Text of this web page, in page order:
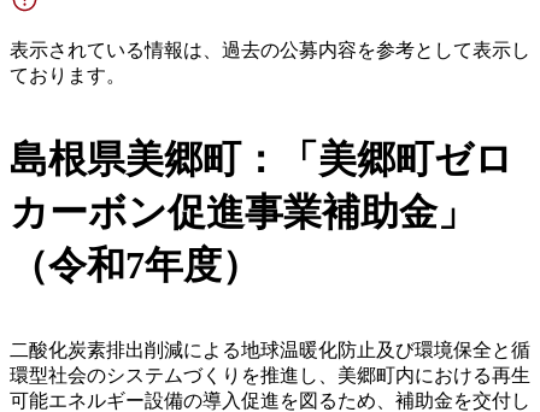
表示されている情報は、過去の公募内容を参考として表示し
ております。
島根県美郷町：「美郷町ゼロ
カーボン促進事業補助金」
（令和7年度）
二酸化炭素排出削減による地球温暖化防止及び環境保全と循
環型社会のシステムづくりを推進し、美郷町内における再生
可能エネルギー設備の導入促進を図るため、補助金を交付し